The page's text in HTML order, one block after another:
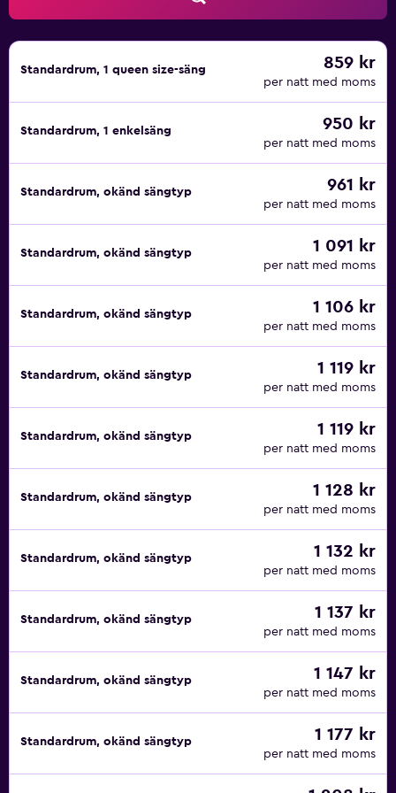
Standardrum, 1 queen size-säng 859 kr
per natt med moms
Standardrum, 1 enkelsäng 950 kr
per natt med moms
Standardrum, okänd sängtyp 961 kr
per natt med moms
Standardrum, okänd sängtyp 1 091 kr
per natt med moms
Standardrum, okänd sängtyp 1 106 kr
per natt med moms
Standardrum, okänd sängtyp 1 119 kr
per natt med moms
Standardrum, okänd sängtyp 1 119 kr
per natt med moms
Standardrum, okänd sängtyp 1 128 kr
per natt med moms
Standardrum, okänd sängtyp 1 132 kr
per natt med moms
Standardrum, okänd sängtyp 1 137 kr
per natt med moms
Standardrum, okänd sängtyp 1 147 kr
per natt med moms
Standardrum, okänd sängtyp 1 177 kr
per natt med moms